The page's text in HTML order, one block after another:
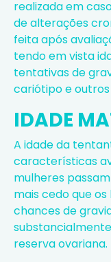
realizada em
de alterações
feita após
tendo em vista
tentativas de
cariótipo e
IDADE
A idade da
características
mulheres
mais cedo que
chances de
reserva ovariana.